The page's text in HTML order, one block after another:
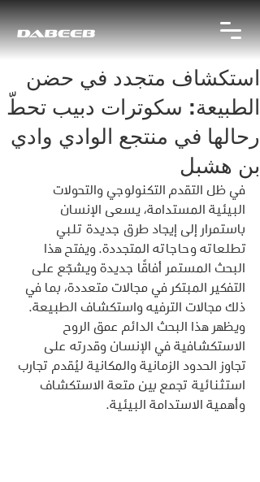
استكشاف متجدد في حضن
الطبيعة: سكوترات دبيب تحطّ
رحالها في منتجع الوادي وادي
بن هشبل
في ظل التقدم التكنولوجي والتحولات
البيئية المستدامة، يسعى الإنسان
باستمرار إلى إيجاد طرق جديدة تلبي
تطلعاته وحاجاته المتجددة. ويفتح هذا
البحث المستمر أفاقًا جديدة ويشجّع على
التفكير المبتكر في مجالات متعددة، بما في
ذلك مجالات الترفيه واستكشاف الطبيعة.
ويظهر هذا البحث الدائم عمق الروح
الاستكشافية في الإنسان وقدرته على
تجاوز الحدود الزمانية والمكانية ليُقدم تجارب
استثنائية تجمع بين متعة الاستكشاف
وأهمية الاستدامة البيئية.